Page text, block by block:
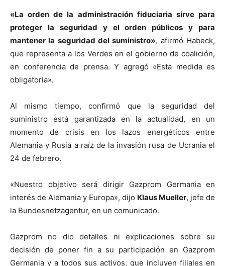
«La orden de la administración fiduciaria sirve para
proteger la seguridad y el orden públicos y para
mantener la seguridad del suministro», afirmó Habeck,
que representa a los Verdes en el gobierno de coalición,
en conferencia de prensa. Y agregó «Esta medida es
obligatoria».
Al mismo tiempo, confirmó que la seguridad del
suministro está garantizada en la actualidad, en un
momento de crisis en los lazos energéticos entre
Alemania y Rusia a raíz de la invasión rusa de Ucrania el
24 de febrero.
«Nuestro objetivo será dirigir Gazprom Germania en
interés de Alemania y Europa», dijo Klaus Mueller, jefe de
la Bundesnetzagentur, en un comunicado.
Gazprom no dio detalles ni explicaciones sobre su
decisión de poner fin a su participación en Gazprom
Germania y a todos sus activos, que incluyen filiales en